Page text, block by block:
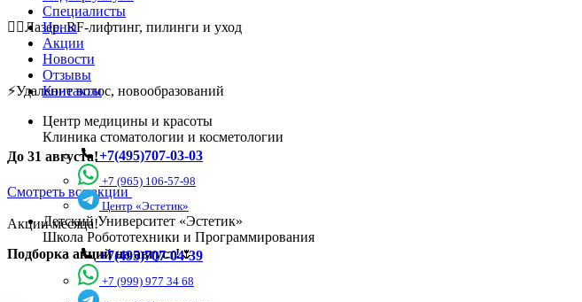
💆‍♀️Лазер, RF-лифтинг, пилинги и уход
⚡Удаление волос, новообразований
До 31 августа!
Смотреть все акции
Акции месяца!
Подборка акций на август!🌷
Специалисты
Цены
Акции
Новости
Отзывы
Контакты
Центр медицины и красоты
Клиника стоматологии и косметологии
+7(495)707-03-03
+7 (965) 106-57-98
Центр «Эстетик»
Детский Университет «Эстетик»
Школа Робототехники и Программирования
+7(495)707-04-39
+7 (999) 977 34 68